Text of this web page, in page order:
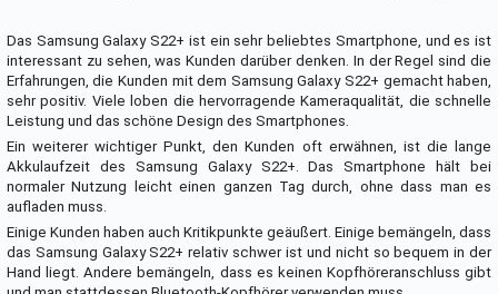
Das Samsung Galaxy S22+ ist ein sehr beliebtes Smartphone, und es ist
interessant zu sehen, was Kunden darüber denken. In der Regel sind die
Erfahrungen, die Kunden mit dem Samsung Galaxy S22+ gemacht haben,
sehr positiv. Viele loben die hervorragende Kameraqualität, die schnelle
Leistung und das schöne Design des Smartphones.
Ein weiterer wichtiger Punkt, den Kunden oft erwähnen, ist die lange
Akkulaufzeit des Samsung Galaxy S22+. Das Smartphone hält bei
normaler Nutzung leicht einen ganzen Tag durch, ohne dass man es
aufladen muss.
Einige Kunden haben auch Kritikpunkte geäußert. Einige bemängeln, dass
das Samsung Galaxy S22+ relativ schwer ist und nicht so bequem in der
Hand liegt. Andere bemängeln, dass es keinen Kopfhöreranschluss gibt